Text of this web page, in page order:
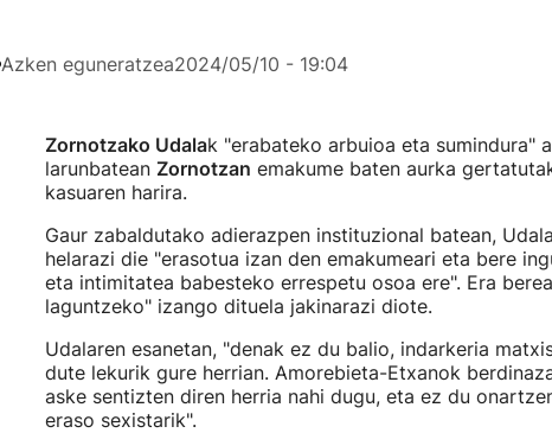
Azken eguneratzea2024/05/10 - 19:04
Zornotzako Udalak "erabateko arbuioa eta sumindura"
larunbatean Zornotzan emakume baten aurka
kasuaren harira.
Gaur zabaldutako adierazpen instituzional batean,
helarazi die "erasotua izan den emakumeari eta bere
eta intimitatea babesteko errespetu osoa ere". Era
laguntzeko" izango dituela jakinarazi diote.
Udalaren esanetan, "denak ez du balio, indarkeria
dute lekurik gure herrian. Amorebieta-Etxanok
aske sentizten diren herria nahi dugu, eta ez du
eraso sexistarik".